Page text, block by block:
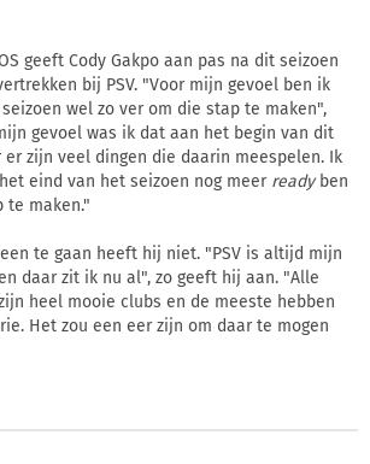
geeft Cody Gakpo aan pas na dit seizoen
bij PSV. "Voor mijn gevoel ben ik
wel zo ver om die stap te maken",
gevoel was ik dat aan het begin van dit
er zijn veel dingen die daarin meespelen. Ik
eind van het seizoen nog meer readyben
te maken."
te gaan heeft hij niet. "PSV is altijd mijn
daar zit ik nu al", zo geeft hij aan. "Alle
heel mooie clubs en de meeste hebben
Het zou een eer zijn om daar te mogen